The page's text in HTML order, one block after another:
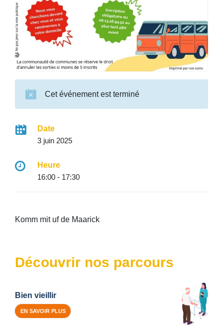
Cet événement est terminé
Date
3 juin 2025
Heure
16:00 - 17:30
Komm mit uf de Maarick
Découvrir nos parcours
Bien vieillir
EN SAVOIR PLUS